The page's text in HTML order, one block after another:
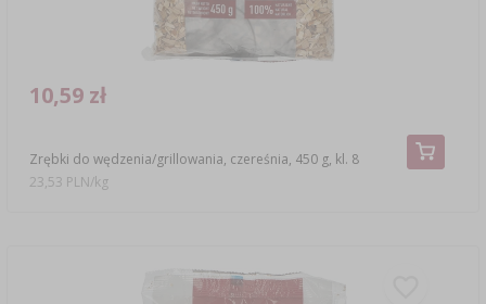
Zrębki do wędzenia/grillowania, czereśnia, 450 g, kl. 8
10,59 zł
23,53 PLN/kg